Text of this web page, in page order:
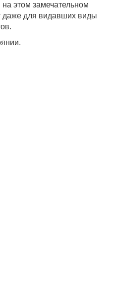
этом замечательном
даже для видавших виды